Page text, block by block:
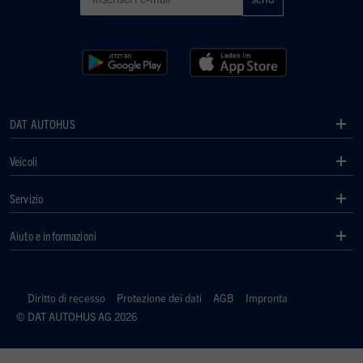
DAT AUTOHUS
Veicoli
Servizio
Aiuto e informazioni
© DAT AUTOHUS AG 2026
Diritto di recesso Protezione dei dati AGB Impronta